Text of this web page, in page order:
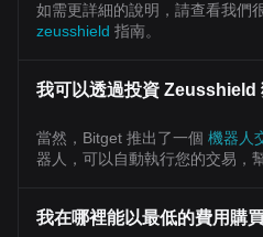
如需更詳細的說明，請查看我們
zeusshield 指南。
我可以透過投資 Zeusshield
當然，Bitget 推出了一個 機器人
器人，可以自動執行您的交易，
我在哪裡能以最低的費用購